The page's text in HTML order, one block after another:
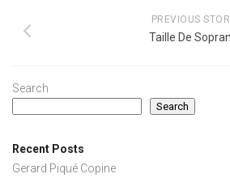
PREVIOUS
Taille De
Search
Search
Recent Posts
Gerard Piqué Copine